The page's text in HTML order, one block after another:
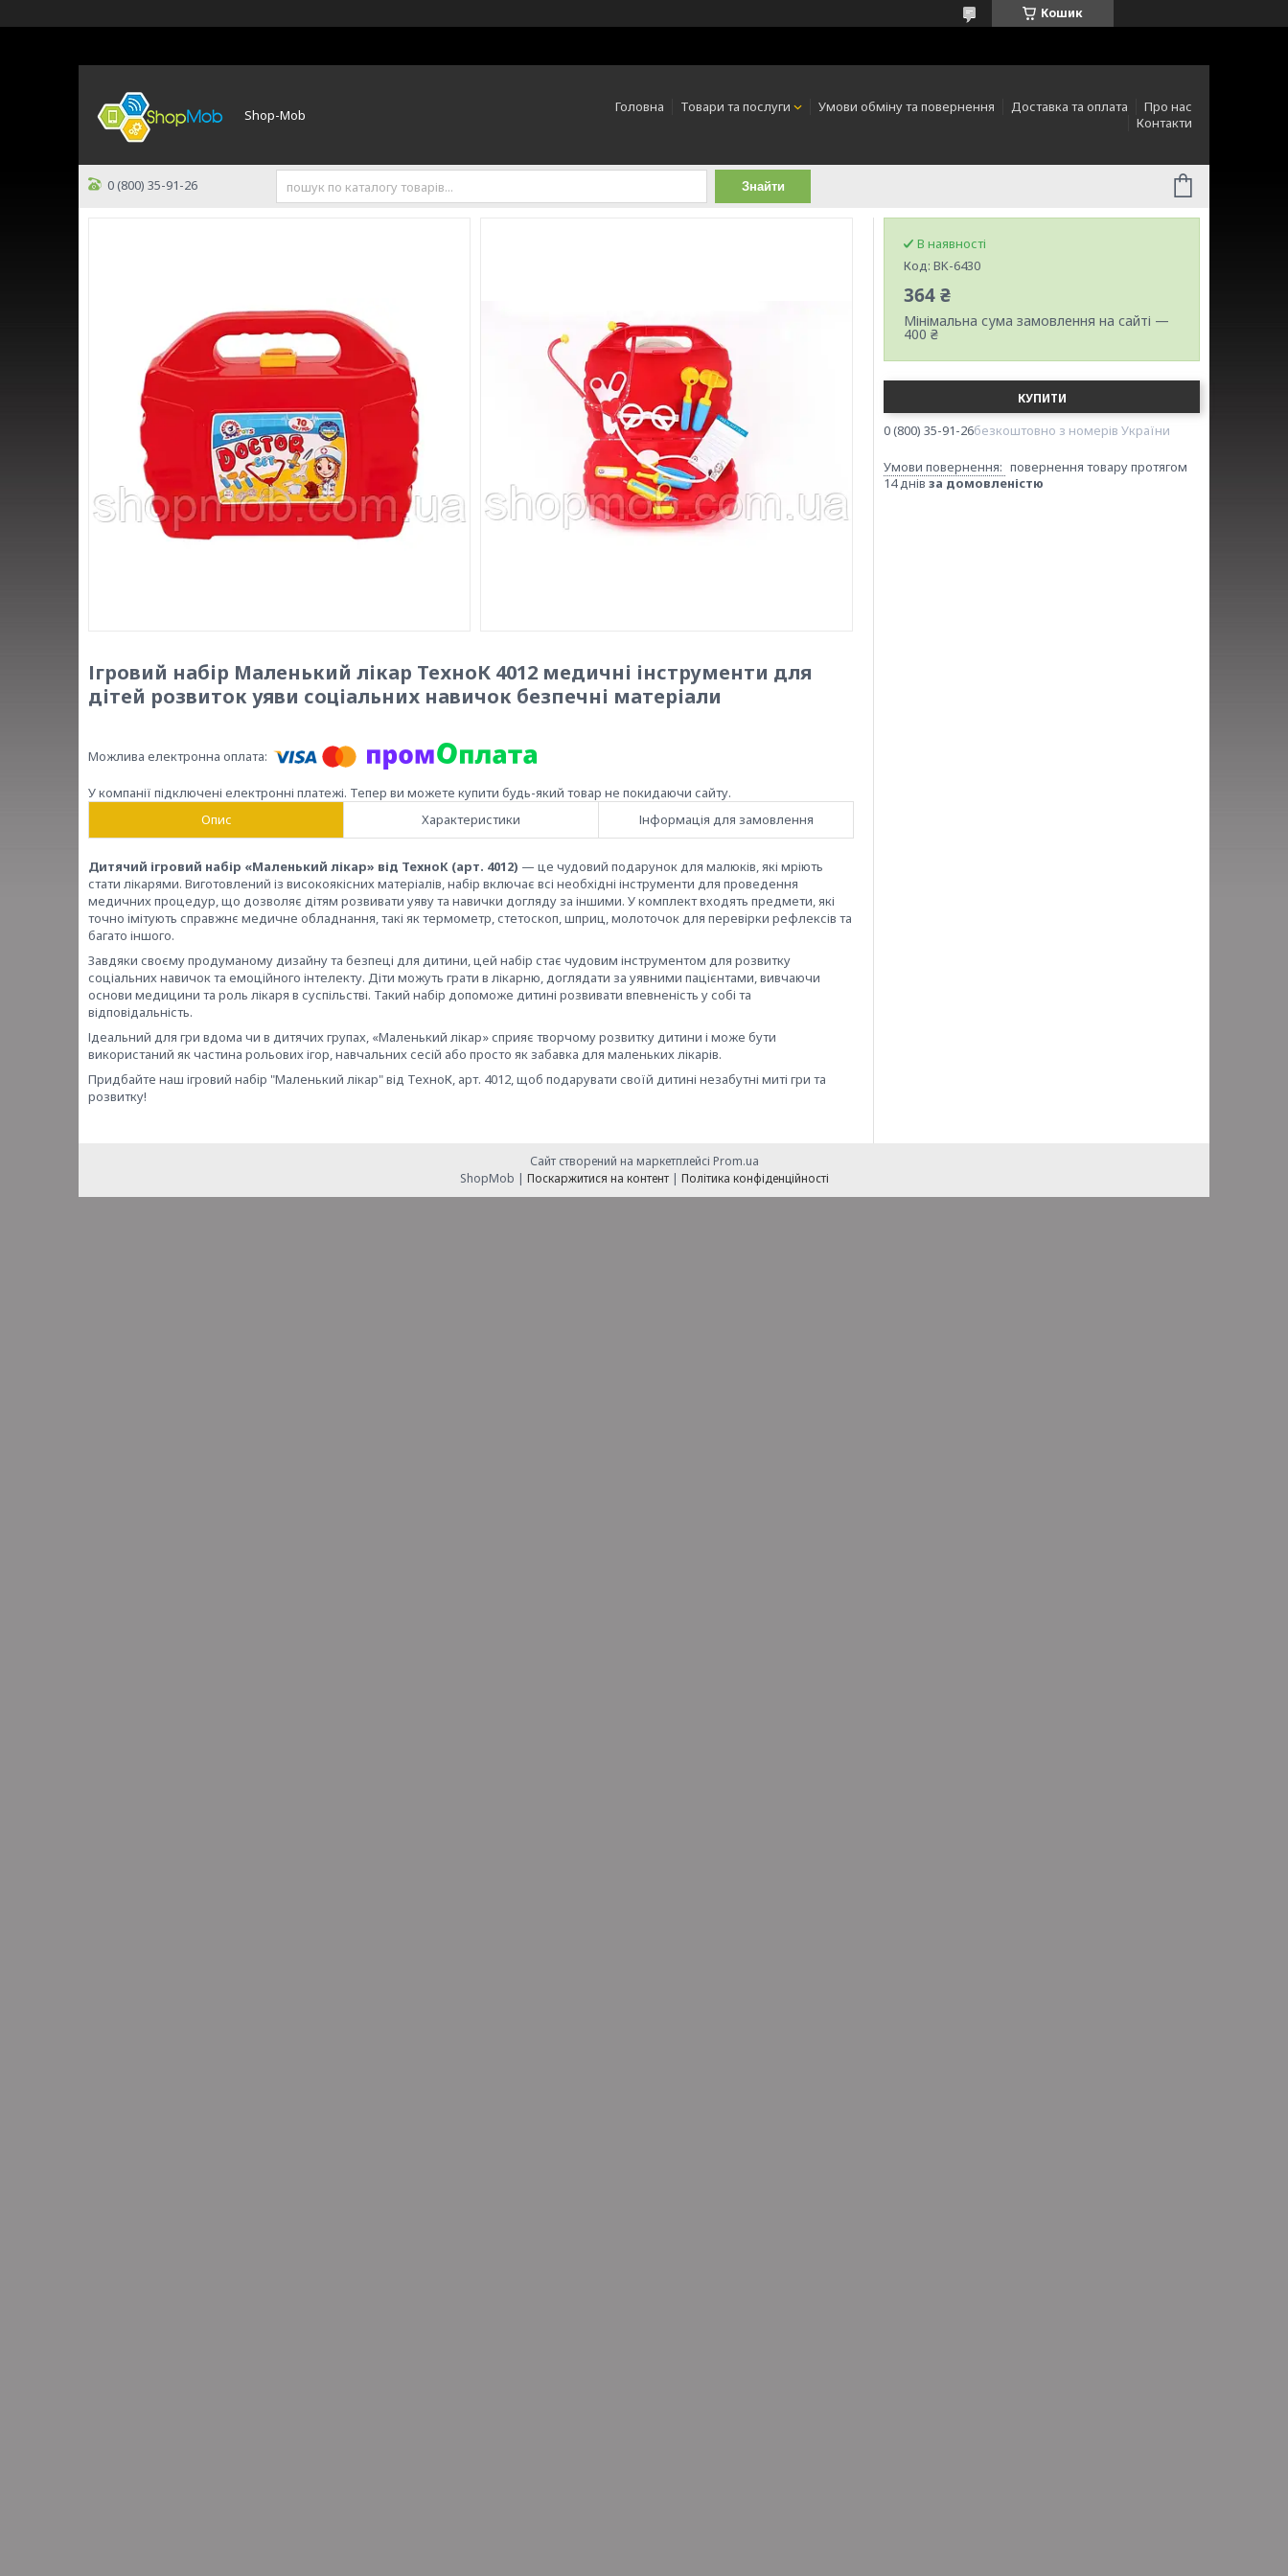
Кошик
Shop-Mob Головна Товари та послуги Умови обміну та повернення Доставка та оплата
Про нас
Контакти
0 (800) 35-91-26 Знайти
Ігровий набір Маленький лікар ТехноК 4012 медичні інструменти для
дітей розвиток уяви соціальних навичок безпечні матеріали
У компанії підключені електронні платежі. Тепер ви можете купити будь-який товар не покидаючи сайту.
Опис
Характеристики Інформація для замовлення
Дитячий ігровий набір «Маленький лікар» від ТехноК (арт. 4012) — це чудовий подарунок для малюків, які мріють
стати лікарями. Виготовлений із високоякісних матеріалів, набір включає всі необхідні інструменти для проведення
медичних процедур, що дозволяє дітям розвивати уяву та навички догляду за іншими. У комплект входять предмети, які
точно імітують справжнє медичне обладнання, такі як термометр, стетоскоп, шприц, молоточок для перевірки рефлексів та
багато іншого.
Завдяки своєму продуманому дизайну та безпеці для дитини, цей набір стає чудовим інструментом для розвитку
соціальних навичок та емоційного інтелекту. Діти можуть грати в лікарню, доглядати за уявними пацієнтами, вивчаючи
основи медицини та роль лікаря в суспільстві. Такий набір допоможе дитині розвивати впевненість у собі та
відповідальність.
Ідеальний для гри вдома чи в дитячих групах, «Маленький лікар» сприяє творчому розвитку дитини і може бути
використаний як частина рольових ігор, навчальних сесій або просто як забавка для маленьких лікарів.
Придбайте наш ігровий набір "Маленький лікар" від ТехноК, арт. 4012, щоб подарувати своїй дитині незабутні миті гри та
розвитку!
В наявності
Код: BK-6430
364 ₴
Мінімальна сума замовлення на сайті —
400 ₴
КУПИТИ
0 (800) 35-91-26безкоштовно з номерів України
повернення товару протягом
14 днів за домовленістю
Сайт створений на маркетплейсі Prom.ua
ShopMob | Поскаржитися на контент | Політика конфіденційності